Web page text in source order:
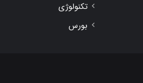
تکنولوژی
بورس